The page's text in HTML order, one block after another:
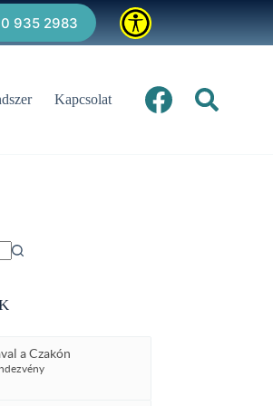
935 2983
Kapcsolat
a Czakón